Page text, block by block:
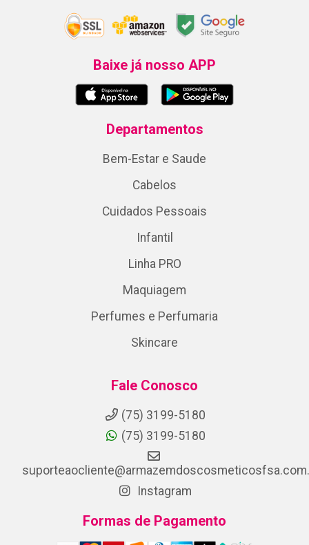
Baixe já nosso APP
Departamentos
Bem-Estar e Saude
Cabelos
Cuidados Pessoais
Infantil
Linha PRO
Maquiagem
Perfumes e Perfumaria
Skincare
Fale Conosco
(75) 3199-5180
(75) 3199-5180
Instagram
Formas de Pagamento